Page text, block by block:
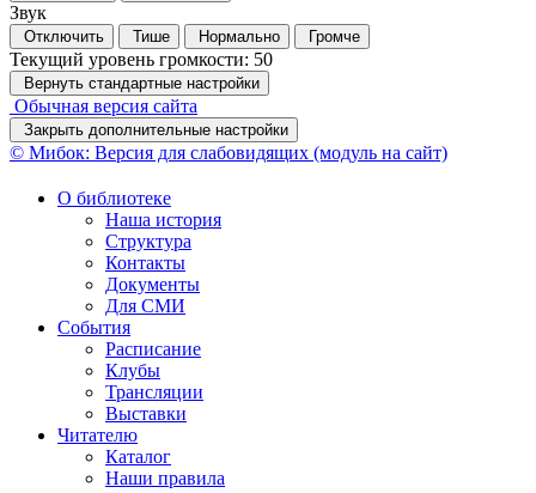
Звук
Отключить Тише Нормально Громче
Текущий уровень громкости: 50
Вернуть стандартные настройки
Обычная версия сайта
Закрыть дополнительные настройки
© Мибок: Версия для слабовидящих (модуль на сайт)
О библиотеке
Наша история
Структура
Контакты
Документы
Для СМИ
События
Расписание
Клубы
Трансляции
Выставки
Читателю
Каталог
Наши правила